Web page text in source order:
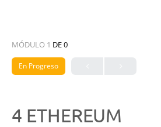
MÓDULO 1 DE 0
En Progreso
4 ETHEREUM